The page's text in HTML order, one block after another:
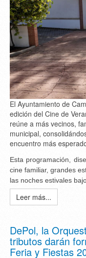
El Ayuntamiento de
edición del Cine de
reúne a más vecinos,
municipal,
encuentro más
Esta programación,
cine familiar, grandes
las noches estivales
Leer más...
DePol, la
tributos darán
Feria y Fiestas